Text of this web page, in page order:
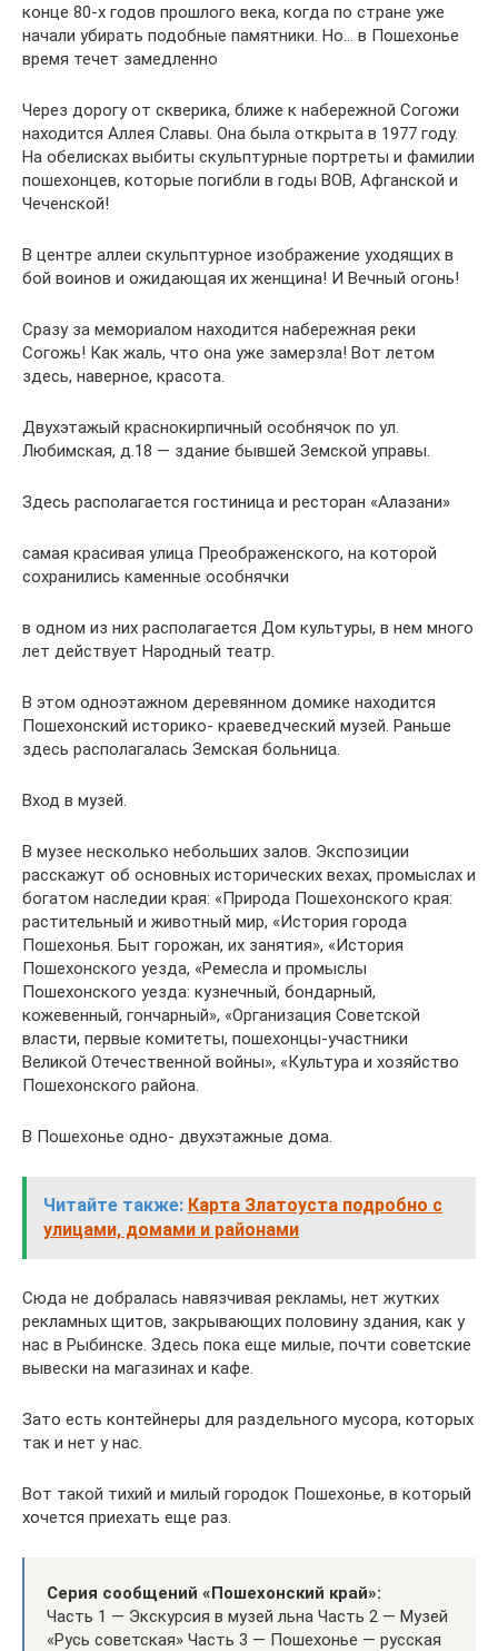
конце 80-х годов прошлого века, когда по стране уже
начали убирать подобные памятники. Но… в Пошехонье
время течет замедленно
Через дорогу от скверика, ближе к набережной Согожи
находится Аллея Славы. Она была открыта в 1977 году.
На обелисках выбиты скульптурные портреты и фамилии
пошехонцев, которые погибли в годы ВОВ, Афганской и
Чеченской!
В центре аллеи скульптурное изображение уходящих в
бой воинов и ожидающая их женщина! И Вечный огонь!
Сразу за мемориалом находится набережная реки
Согожь! Как жаль, что она уже замерзла! Вот летом
здесь, наверное, красота.
Двухэтажый краснокирпичный особнячок по ул.
Любимская, д.18 — здание бывшей Земской управы.
Здесь располагается гостиница и ресторан «Алазани»
самая красивая улица Преображенского, на которой
сохранились каменные особнячки
в одном из них располагается Дом культуры, в нем много
лет действует Народный театр.
В этом одноэтажном деревянном домике находится
Пошехонский историко- краеведческий музей. Раньше
здесь располагалась Земская больница.
Вход в музей.
В музее несколько небольших залов. Экспозиции
расскажут об основных исторических вехах, промыслах и
богатом наследии края: «Природа Пошехонского края:
растительный и животный мир, «История города
Пошехонья. Быт горожан, их занятия», «История
Пошехонского уезда, «Ремесла и промыслы
Пошехонского уезда: кузнечный, бондарный,
кожевенный, гончарный», «Организация Советской
власти, первые комитеты, пошехонцы-участники
Великой Отечественной войны», «Культура и хозяйство
Пошехонского района.
В Пошехонье одно- двухэтажные дома.
Читайте также: Карта Златоуста подробно с
улицами, домами и районами
Сюда не добралась навязчивая рекламы, нет жутких
рекламных щитов, закрывающих половину здания, как у
нас в Рыбинске. Здесь пока еще милые, почти советские
вывески на магазинах и кафе.
Зато есть контейнеры для раздельного мусора, которых
так и нет у нас.
Вот такой тихий и милый городок Пошехонье, в который
хочется приехать еще раз.
Серия сообщений «Пошехонский край»:
Часть 1 — Экскурсия в музей льна Часть 2 — Музей
«Русь советская» Часть 3 — Пошехонье — русская